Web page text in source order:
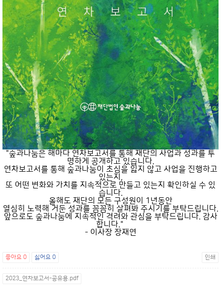
"숲과나눔은 해마다 연차보고서를 통해 재단의 사업과 성과를 투
명하게 공개하고 있습니다.
연차보고서를 통해 숲과나눔이 초심을 잃지 않고 사업을 진행하고
있는지,
또 어떤 변화와 가치를 지속적으로 만들고 있는지 확인하실 수 있
습니다.
올해도 재단의 모든 구성원이 1년동안
열심히 노력해 거둔 성과를 꼼꼼히 살펴봐 주시기를 부탁드립니다.
앞으로도 숲과나눔에 지속적인 격려와 관심을 부탁드립니다. 감사
합니다."
- 이사장 장재연
좋아요 0 싫어요 0 인쇄
2023_연차보고서-공유용.pdf